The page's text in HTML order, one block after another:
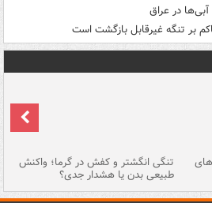
بر تنگه غیرقابل بازگشت است
تنگی انگشتر و کفش در گرما؛ واکنش
طبیعی بدن یا هشدار جدی؟